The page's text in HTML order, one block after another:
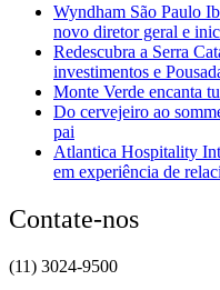
Wyndham São Paulo
novo diretor geral e
Redescubra a Serra
investimentos e
Monte Verde encanta
Do cervejeiro ao
pai
Atlantica Hospitality
em experiência de
Contate-nos
(11) 3024-9500